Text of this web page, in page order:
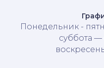
Понедельник -
суббота —